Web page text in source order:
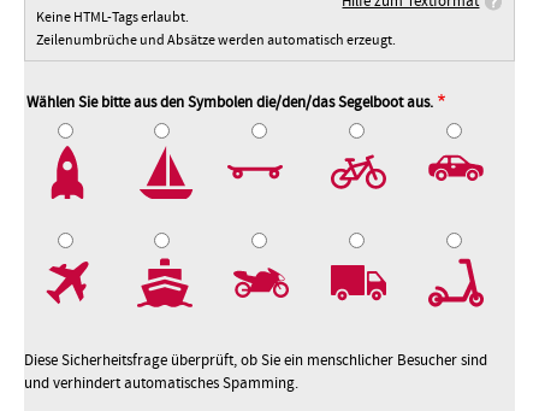
Keine HTML-Tags erlaubt.
Zeilenumbrüche und Absätze werden automatisch erzeugt.
Wählen Sie bitte aus den Symbolen die/den/das Segelboot aus.
Diese Sicherheitsfrage überprüft, ob Sie ein menschlicher Besucher sind
und verhindert automatisches Spamming.